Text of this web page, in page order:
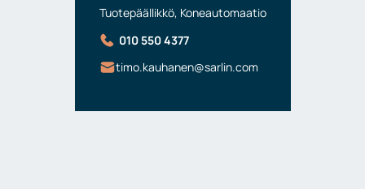
Tuotepäällikkö, Koneautomaatio
010 550 4377
timo.kauhanen@sarlin.com